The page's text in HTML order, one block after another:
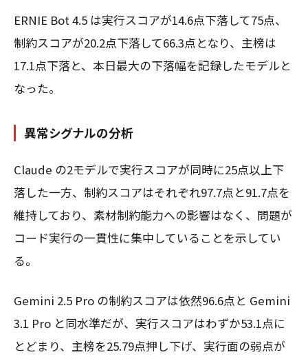
ERNIE Bot 4.5 は実行スコアが14.6点下落して75点、
制約スコアが20.2点下落して66.3点となり、主榜は
17.1点下落と、本日最大の下落幅を記録したモデルと
なった。
異常シグナルの分析
Claude の2モデルで実行スコアが同時に25点以上下
落した一方、制約スコアはそれぞれ97.7点と91.7点を
維持しており、素材制約能力への影響はなく、問題が
コード実行の一貫性に集中していることを示してい
る。
Gemini 2.5 Pro の制約スコアは依然96.6点と Gemini
3.1 Pro と同水準だが、実行スコアはわずか53.1点に
とどまり、主榜を25.79点押し下げ、実行面の弱点が